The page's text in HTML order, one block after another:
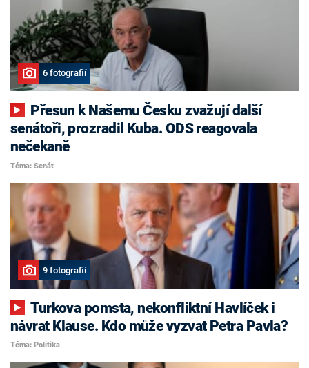
6 fotografií
senátoři, prozradil Kuba. ODS reagovala
nečekaně
Téma: Senát
9 fotografií
Turkova pomsta, nekonfliktní Havlíček i
návrat Klause. Kdo může vyzvat Petra Pavla?
Téma: Politika